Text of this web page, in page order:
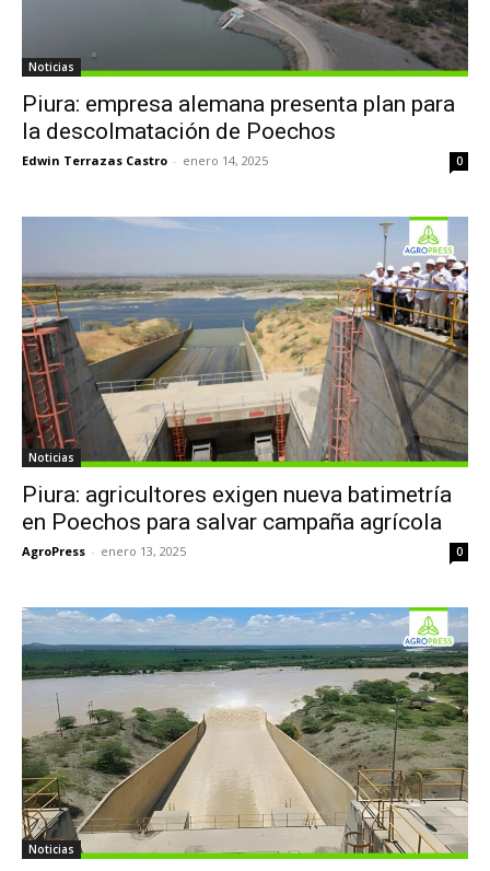
Noticias
Piura: empresa alemana presenta plan para
la descolmatación de Poechos
Edwin Terrazas Castro - enero 14, 2025 0
Noticias
Piura: agricultores exigen nueva batimetría
en Poechos para salvar campaña agrícola
AgroPress - enero 13, 2025 0
Noticias